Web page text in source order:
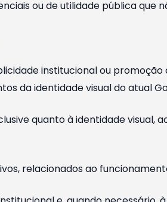
ou de utilidade pública que
institucional ou promoção
da identidade visual do atual
quanto à identidade visual,
relacionados ao